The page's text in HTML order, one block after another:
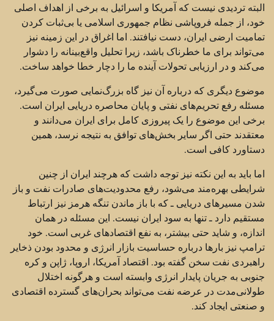
البته تردیدی نیست که آمریکا و اسرائیل به برخی از اهداف اصلی
خود، از جمله فروپاشی نظام جمهوری اسلامی یا بی‌ثبات کردن
تمامیت ارضی ایران، دست نیافتند. اما اغراق در این زمینه نیز
می‌تواند برای ما خطرناک باشد، زیرا تحلیل واقع‌بینانه را دشوار
می‌کند و در ارزیابی تحولات آینده ما را دچار خطا خواهد ساخت.
موضوع دیگری که درباره آن نیز گاه بزرگ‌نمایی صورت می‌گیرد،
مسئله رفع تحریم‌های نفتی و پایان محاصره دریایی ایران است.
برخی این موضوع را یک پیروزی کامل برای ایران می‌دانند و
معتقدند حتی اگر سایر بخش‌های توافق به نتیجه نرسد، همین
دستاورد کافی است.
اما باید به این نکته نیز توجه داشت که هرچند ایران از چنین
شرایطی بهره‌مند می‌شود، رفع محدودیت‌های صادرات نفت و باز
شدن مسیرهای دریایی ـ که با باز ماندن تنگه هرمز نیز ارتباط
مستقیم دارد ـ تنها به سود ایران نیست. این مسئله در همان
اندازه، و شاید حتی بیشتر، به نفع اقتصادهای غربی است. خود
ترامپ نیز بارها درباره حساسیت بازار انرژی و محدود بودن ذخایر
راهبردی نفت سخن گفته بود. اقتصاد آمریکا، اروپا، ژاپن و کره
جنوبی به جریان پایدار انرژی وابسته است و هرگونه اختلال
طولانی‌مدت در عرضه نفت می‌تواند بحران‌های گسترده اقتصادی
و صنعتی ایجاد کند.